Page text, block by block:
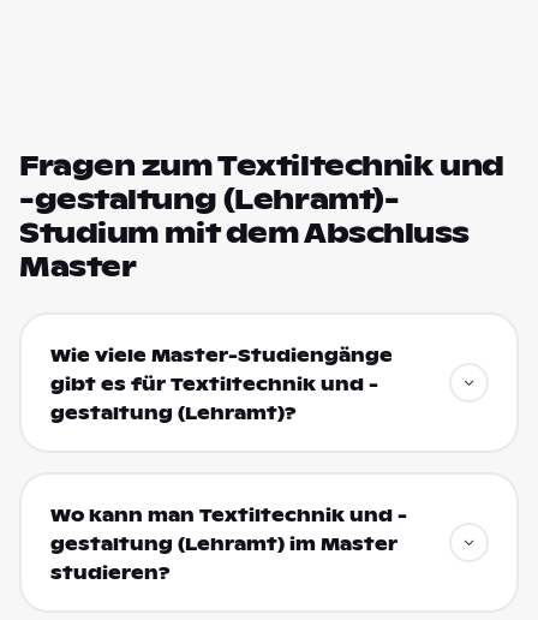
Fragen zum Textiltechnik und
-gestaltung (Lehramt)-
Studium mit dem Abschluss
Master
Wie viele Master-Studiengänge
gibt es für Textiltechnik und -
gestaltung (Lehramt)?
Wo kann man Textiltechnik und -
gestaltung (Lehramt) im Master
studieren?